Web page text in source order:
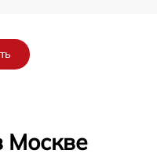
Москве